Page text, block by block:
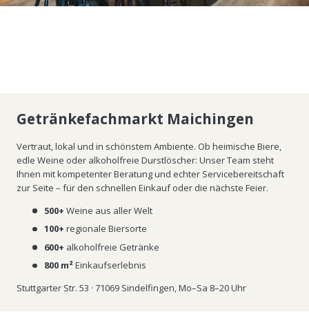
Getränkefachmarkt Maichingen
Vertraut, lokal und in schönstem Ambiente. Ob heimische Biere,
edle Weine oder alkoholfreie Durstlöscher: Unser Team steht
Ihnen mit kompetenter Beratung und echter Servicebereitschaft
zur Seite – für den schnellen Einkauf oder die nächste Feier.
500+ Weine aus aller Welt
100+ regionale Biersorte
600+ alkoholfreie Getränke
800 m²Einkaufserlebnis
Stuttgarter Str. 53 · 71069 Sindelfingen, Mo–Sa 8–20 Uhr